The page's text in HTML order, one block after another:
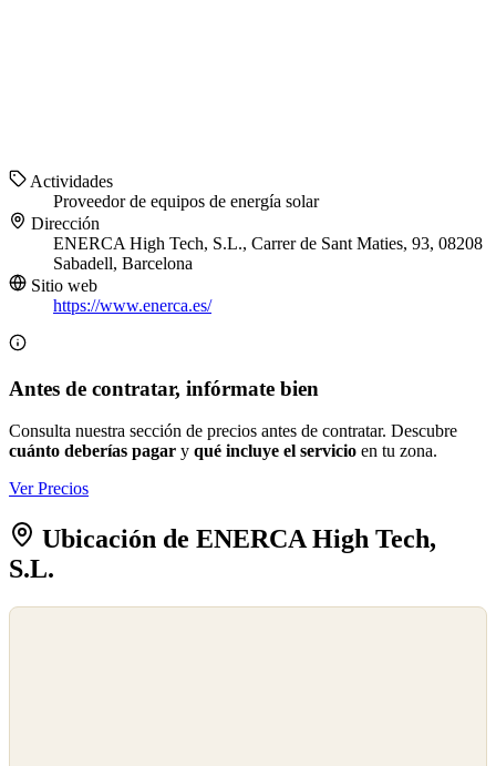
Actividades
Proveedor de equipos de energía solar
Dirección
ENERCA High Tech, S.L., Carrer de Sant Maties, 93, 08208
Sabadell, Barcelona
Sitio web
https://www.enerca.es/
Antes de contratar, infórmate bien
Consulta nuestra sección de precios antes de contratar. Descubre
cuánto deberías pagar y qué incluye el servicio en tu zona.
Ver Precios
Ubicación de ENERCA High Tech,
S.L.